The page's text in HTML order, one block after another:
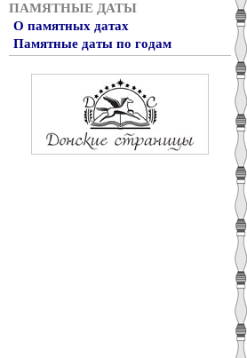
ПАМЯТНЫЕ ДАТЫ
О памятных датах
Памятные даты по годам